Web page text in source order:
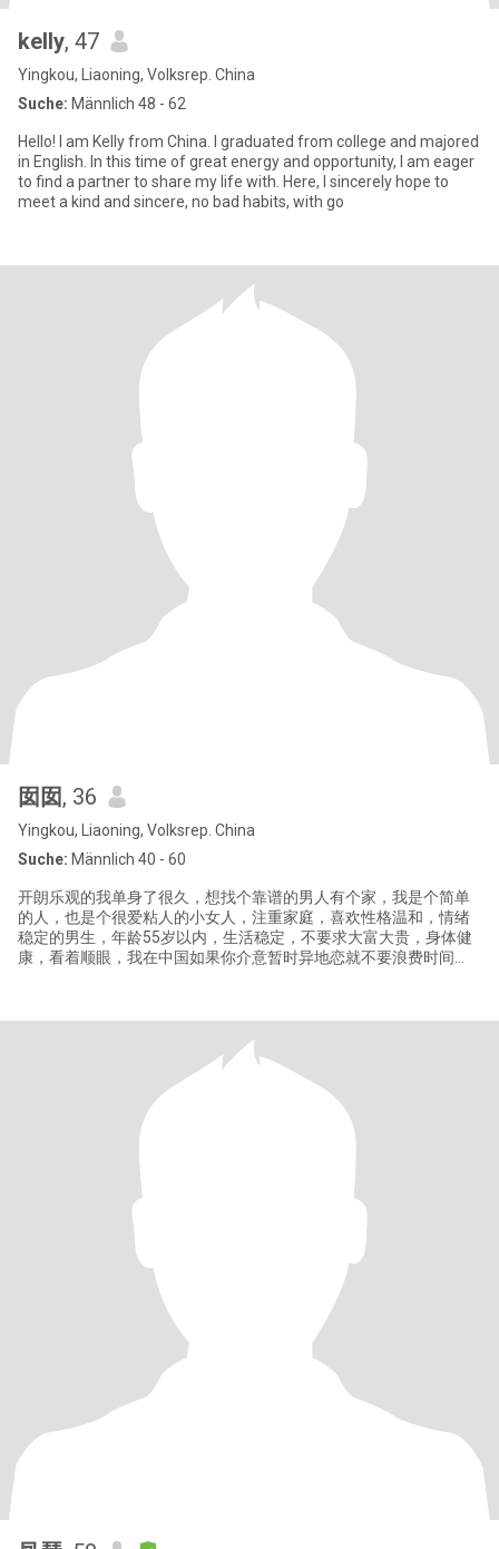
kelly, 47
Yingkou, Liaoning, Volksrep. China
Suche: Männlich 48 - 62
Hello! I am Kelly from China. I graduated from college and majored
in English. In this time of great energy and opportunity, I am eager
to find a partner to share my life with. Here, I sincerely hope to
meet a kind and sincere, no bad habits, with go
囡囡, 36
Yingkou, Liaoning, Volksrep. China
Suche: Männlich 40 - 60
开朗乐观的我单身了很久，想找个靠谱的男人有个家，我是个简单
的人，也是个很爱粘人的小女人，注重家庭，喜欢性格温和，情绪
稳定的男生，年龄55岁以内，生活稳定，不要求大富大贵，身体健
康，看着顺眼，我在中国如果你介意暂时异地恋就不要浪费时间
请勿打扰，真诚第一，希望遇到能彼此珍惜的人共度余生！只有遇
到对的人，生活才有阳光☀️我比较传统，如果你的思想很开放可能
我们不适合，(刚认识就称呼亲爱